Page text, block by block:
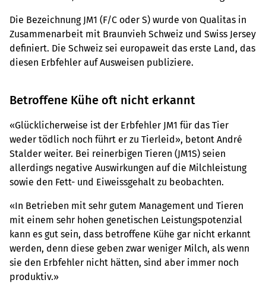
Die Bezeichnung JM1 (F/C oder S) wurde von Qualitas in
Zusammenarbeit mit Braunvieh Schweiz und Swiss Jersey
definiert. Die Schweiz sei europaweit das erste Land, das
diesen Erbfehler auf Ausweisen publiziere.
Betroffene Kühe oft nicht erkannt
«Glücklicherweise ist der Erbfehler JM1 für das Tier
weder tödlich noch führt er zu Tierleid», betont André
Stalder weiter. Bei reinerbigen Tieren (JM1S) seien
allerdings negative Auswirkungen auf die Milchleistung
sowie den Fett- und Eiweissgehalt zu beobachten.
«In Betrieben mit sehr gutem Management und Tieren
mit einem sehr hohen genetischen Leistungspotenzial
kann es gut sein, dass betroffene Kühe gar nicht erkannt
werden, denn diese geben zwar weniger Milch, als wenn
sie den Erbfehler nicht hätten, sind aber immer noch
produktiv.»